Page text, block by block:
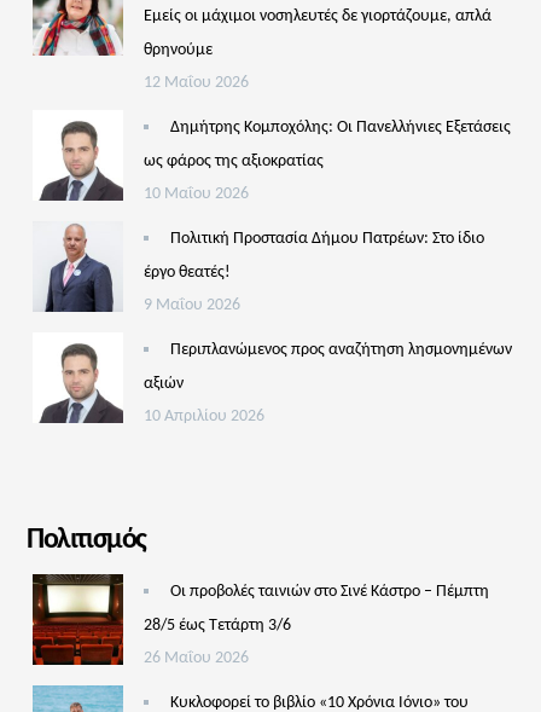
Εμείς οι μάχιμοι νοσηλευτές δε γιορτάζουμε, απλά
θρηνούμε
12 Μαΐου 2026
Δημήτρης Κομποχόλης: Οι Πανελλήνιες Εξετάσεις
ως φάρος της αξιοκρατίας
10 Μαΐου 2026
Πολιτική Προστασία Δήμου Πατρέων: Στο ίδιο
έργο θεατές!
9 Μαΐου 2026
Περιπλανώμενος προς αναζήτηση λησμονημένων
αξιών
10 Απριλίου 2026
Πολιτισμός
Οι προβολές ταινιών στο Σινέ Κάστρο – Πέμπτη
28/5 έως Τετάρτη 3/6
26 Μαΐου 2026
Κυκλοφορεί το βιβλίο «10 Χρόνια Ιόνιο» του